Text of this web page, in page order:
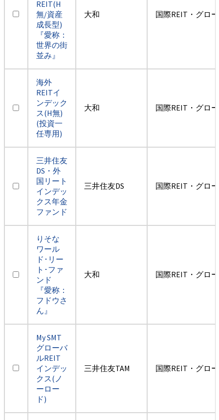
REIT(H
無/資産
成長型)
『愛称：
世界の街
並み』
大和 国際REIT・グロ
海外
REITイ
ンデック
ス(H無)
(投資一
任専用)
大和 国際REIT・グロ
三井住友
DS・外
国リート
インデッ
クス年金
ファンド
三井住友DS 国際REIT・グロ
りそな
ワール
ド･リー
ト･ファ
ンド
『愛称：
フドウさ
ん』
大和 国際REIT・グロ
My SMT
グローバ
ルREIT
インデッ
クス(ノ
ーロー
ド)
三井住友TAM 国際REIT・グロ